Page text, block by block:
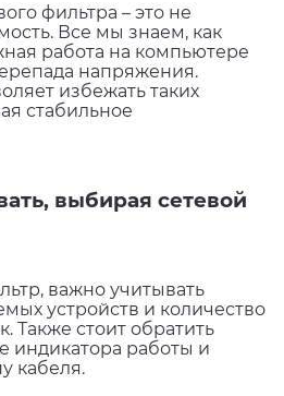
фильтра – это не
Все мы знаем, как
работа на компьютере
напряжения.
избежать таких
стабильное
выбирая сетевой
важно учитывать
устройств и количество
Также стоит обратить
индикатора работы и
кабеля.